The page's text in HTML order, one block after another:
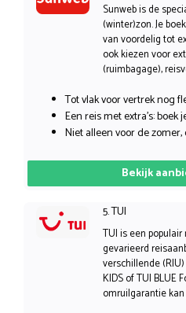
Sunweb is de
(winter)zon. Je
van voordelig tot
ook kiezen voor
(ruimbagage),
Tot vlak voor vertrek nog
Een reis met extra’s: boek
Niet alleen voor de
Bekijk
5. TUI
TUI is een
gevarieerd
verschillende
KIDS of TUI BLUE
omruilgarantie